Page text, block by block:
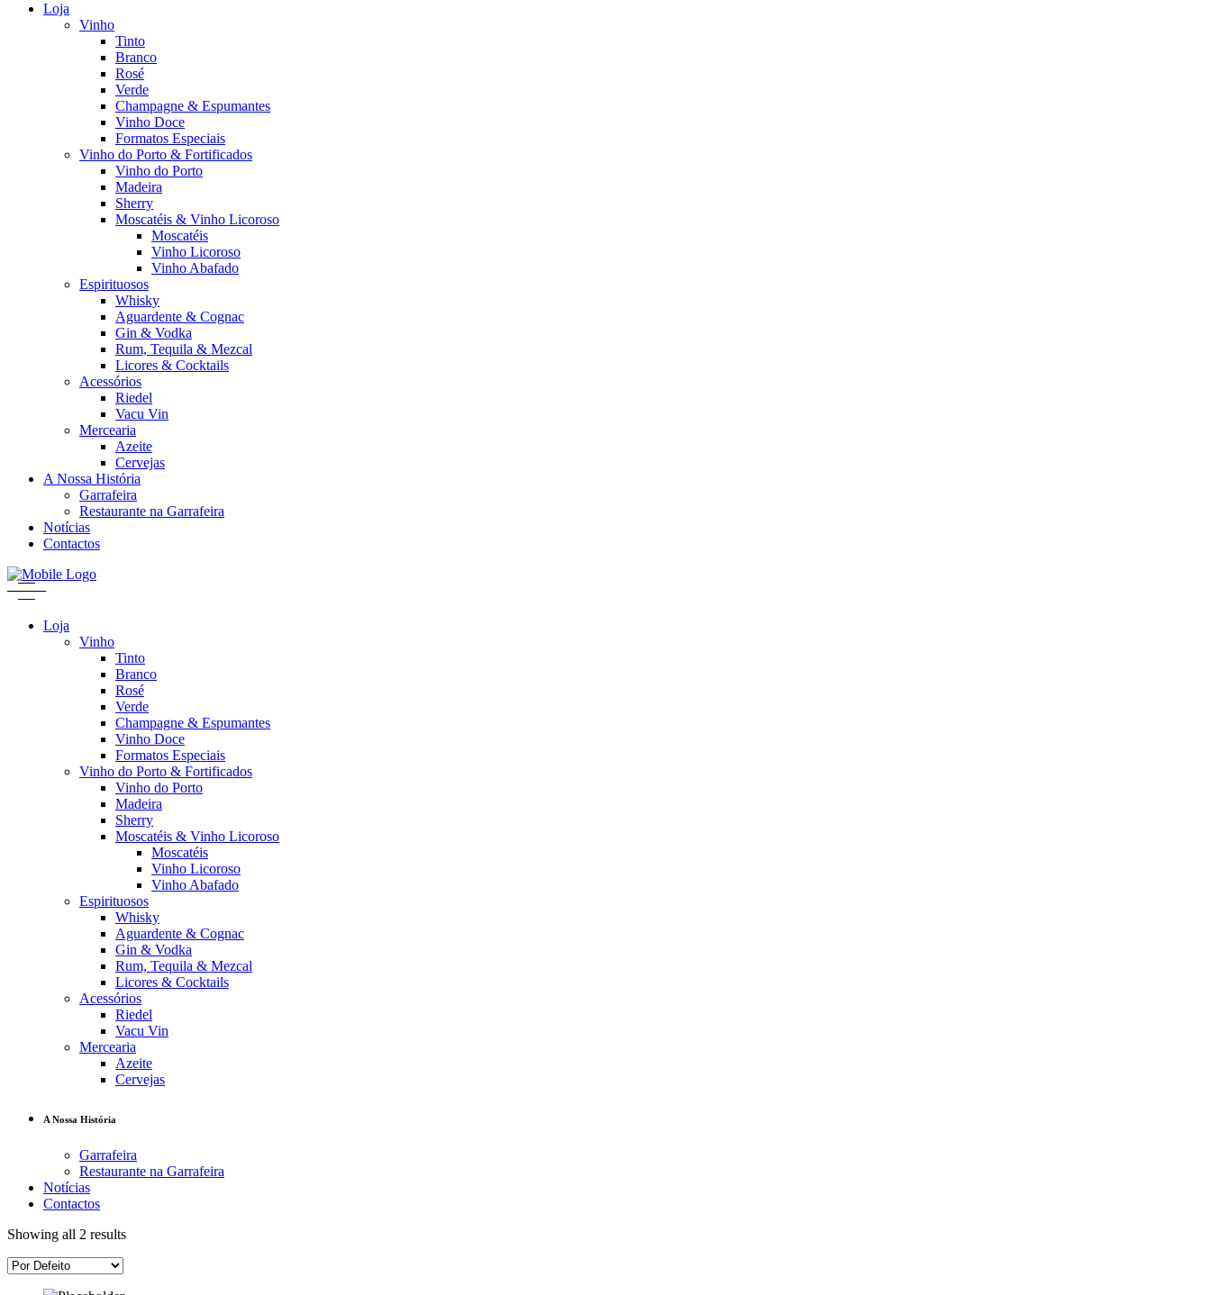
Loja
Vinho
Tinto
Branco
Rosé
Verde
Champagne & Espumantes
Vinho Doce
Formatos Especiais
Vinho do Porto & Fortificados
Vinho do Porto
Madeira
Sherry
Moscatéis & Vinho Licoroso
Moscatéis
Vinho Licoroso
Vinho Abafado
Espirituosos
Whisky
Aguardente & Cognac
Gin & Vodka
Rum, Tequila & Mezcal
Licores & Cocktails
Acessórios
Riedel
Vacu Vin
Mercearia
Azeite
Cervejas
A Nossa História
Garrafeira
Restaurante na Garrafeira
Notícias
Contactos
Loja
Vinho
Tinto
Branco
Rosé
Verde
Champagne & Espumantes
Vinho Doce
Formatos Especiais
Vinho do Porto & Fortificados
Vinho do Porto
Madeira
Sherry
Moscatéis & Vinho Licoroso
Moscatéis
Vinho Licoroso
Vinho Abafado
Espirituosos
Whisky
Aguardente & Cognac
Gin & Vodka
Rum, Tequila & Mezcal
Licores & Cocktails
Acessórios
Riedel
Vacu Vin
Mercearia
Azeite
Cervejas
A Nossa História
Garrafeira
Restaurante na Garrafeira
Notícias
Contactos
Showing all 2 results